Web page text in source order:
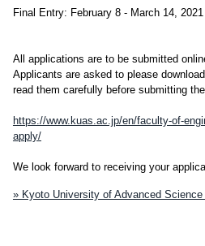
Final Entry: February 8 - March 14, 2021
All applications are to be submitted
Applicants are asked to please
read them carefully before submitting
https://www.kuas.ac.jp/en/faculty-of-
apply/
We look forward to receiving your
» Kyoto University of Advanced